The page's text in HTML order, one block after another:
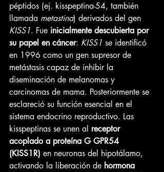
péptidos (ej. kisspeptina-54, también
llamada metastina) derivados del gen
KISS1. Fue inicialmente descubierta por
su papel en cáncer: KISS1 se identificó
en 1996 como un gen supresor de
metástasis capaz de inhibir la
diseminación de melanomas y
carcinomas de mama. Posteriormente se
esclareció su función esencial en el
sistema endocrino reproductivo. Las
kisspeptinas se unen al receptor
acoplado a proteína G GPR54
(KISS1R) en neuronas del hipotálamo,
activando la liberación de hormona